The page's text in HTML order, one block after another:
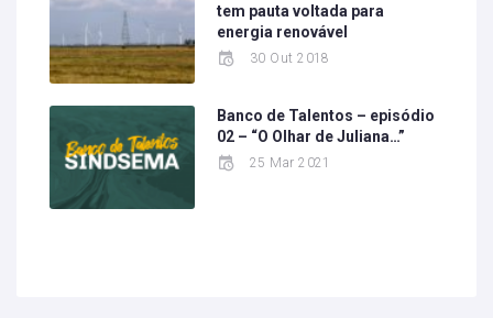
tem pauta voltada para
energia renovável
30 Out 2018
Banco de Talentos – episódio
02 – “O Olhar de Juliana…”
25 Mar 2021